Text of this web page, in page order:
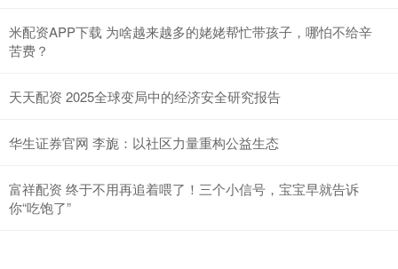
米配资APP下载 为啥越来越多的姥姥帮忙带孩子，哪怕不给辛
苦费？
天天配资 2025全球变局中的经济安全研究报告
华生证券官网 李旎：以社区力量重构公益生态
富祥配资 终于不用再追着喂了！三个小信号，宝宝早就告诉
你“吃饱了”